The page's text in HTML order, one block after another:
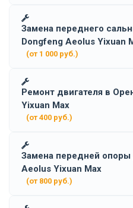
Замена переднего
Dongfeng Aeolus Yixuan
(от 1 000 руб.)
Ремонт двигателя в
Yixuan Max
(от 400 руб.)
Замена передней опоры
Aeolus Yixuan Max
(от 800 руб.)